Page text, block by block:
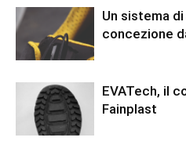
Un sistema
concezione
EVATech, il
Fainplast